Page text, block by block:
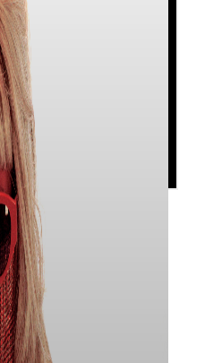
Mercurio
Melillo
Flora Marazzi